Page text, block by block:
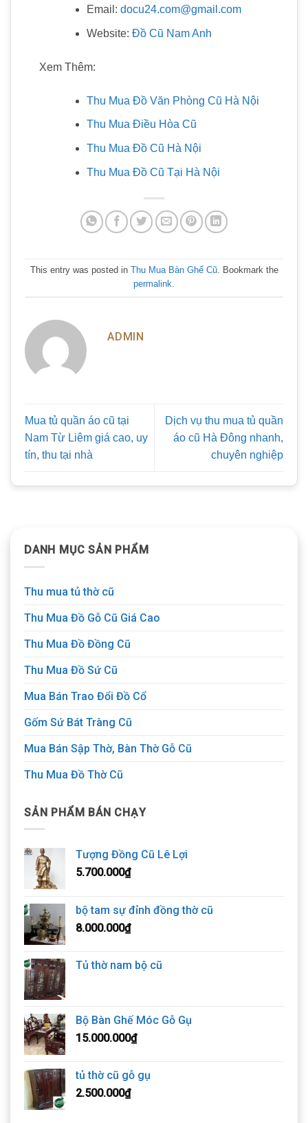
DANH MỤC SẢN PHẨM
Thu mua tủ thờ cũ
Thu Mua Đồ Gỗ Cũ Giá Cao
Thu Mua Đồ Đồng Cũ
Thu Mua Đồ Sứ Cũ
Mua Bán Trao Đổi Đồ Cổ
Gốm Sứ Bát Tràng Cũ
Mua Bán Sập Thờ, Bàn Thờ Gỗ Cũ
Thu Mua Đồ Thờ Cũ
SẢN PHẨM BÁN CHẠY
Tượng Đồng Cũ Lê Lợi
5.700.000₫
bộ tam sự đỉnh đồng thờ cũ
8.000.000₫
Tủ thờ nam bộ cũ
Bộ Bàn Ghế Móc Gỗ Gụ
15.000.000₫
tủ thờ cũ gỗ gụ
2.500.000₫
Email: docu24.com@gmail.com
Website: Đồ Cũ Nam Anh
Xem Thêm:
Thu Mua Đồ Văn Phòng Cũ Hà Nội
Thu Mua Điều Hòa Cũ
Thu Mua Đồ Cũ Hà Nội
Thu Mua Đồ Cũ Tại Hà Nội
This entry was posted in Thu Mua Bàn Ghế Cũ. Bookmark the
permalink.
ADMIN
Mua tủ quần áo cũ tại
Nam Từ Liêm giá cao, uy
tín, thu tại nhà
Dịch vụ thu mua tủ quần
áo cũ Hà Đông nhanh,
chuyên nghiệp